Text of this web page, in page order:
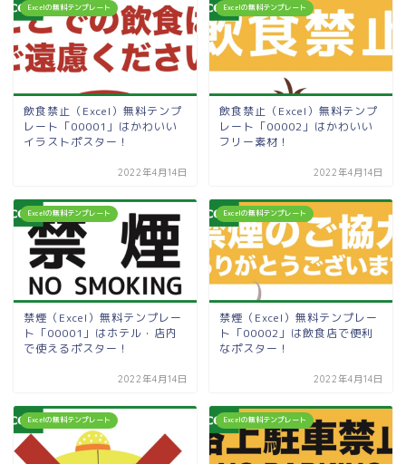
Excelの無料テンプレート
飲食禁止（Excel）無料テンプ
レート「00001」はかわいい
イラストポスター！
2022年4月14日
Excelの無料テンプレート
飲食禁止（Excel）無料テンプ
レート「00002」はかわいい
フリー素材！
2022年4月14日
Excelの無料テンプレート
禁煙（Excel）無料テンプレー
ト「00001」はホテル・店内
で使えるポスター！
2022年4月14日
Excelの無料テンプレート
禁煙（Excel）無料テンプレー
ト「00002」は飲食店で便利
なポスター！
2022年4月14日
Excelの無料テンプレート Excelの無料テンプレート